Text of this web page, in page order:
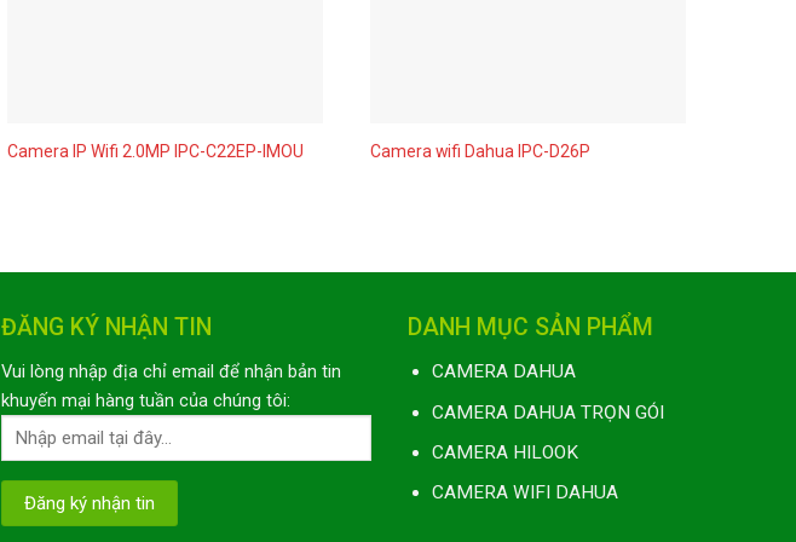
Camera IP Wifi 2.0MP IPC-C22EP-IMOU Camera wifi Dahua IPC-D26P
ĐĂNG KÝ NHẬN TIN
Vui lòng nhập địa chỉ email để nhận bản tin
khuyến mại hàng tuần của chúng tôi:
DANH MỤC SẢN PHẨM
CAMERA DAHUA
CAMERA DAHUA TRỌN GÓI
CAMERA HILOOK
CAMERA WIFI DAHUA